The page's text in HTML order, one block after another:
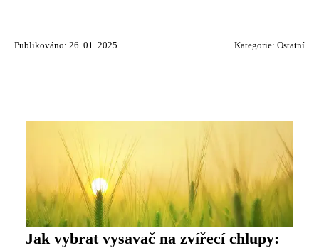
Publikováno: 26. 01. 2025 Kategorie: Ostatní
Jak vybrat vysavač na zvířecí chlupy: